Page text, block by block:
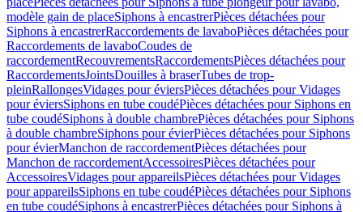
modèle gain de placeSiphons à encastrerPièces détachées pour
Siphons à encastrerRaccordements de lavaboPièces détachées pour
Raccordements de lavaboCoudes de
raccordementRecouvrementsRaccordementsPièces détachées pour
RaccordementsJointsDouilles à braserTubes de trop-
pleinRallongesVidages pour éviersPièces détachées pour Vidages
pour éviersSiphons en tube coudéPièces détachées pour Siphons en
tube coudéSiphons à double chambrePièces détachées pour Siphons
à double chambreSiphons pour évierPièces détachées pour Siphons
pour évierManchon de raccordementPièces détachées pour
Manchon de raccordementAccessoiresPièces détachées pour
AccessoiresVidages pour appareilsPièces détachées pour Vidages
pour appareilsSiphons en tube coudéPièces détachées pour Siphons
en tube coudéSiphons à encastrerPièces détachées pour Siphons à